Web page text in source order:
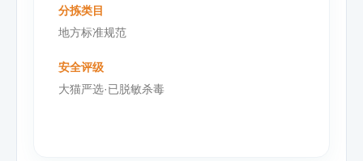
分拣类目
地方标准规范
安全评级
大猫严选·已脱敏杀毒